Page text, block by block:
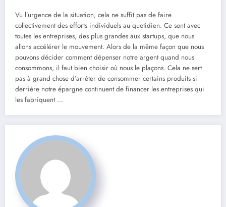
Vu l’urgence de la situation, cela ne suffit pas de faire
collectivement des efforts individuels au quotidien. Ce sont avec
toutes les entreprises, des plus grandes aux startups, que nous
allons accélérer le mouvement. Alors de la même façon que nous
pouvons décider comment dépenser notre argent quand nous
consommons, il faut bien choisir où nous le plaçons. Cela ne sert
pas à grand chose d’arrêter de consommer certains produits si
derrière notre épargne continuent de financer les entreprises qui
les fabriquent …